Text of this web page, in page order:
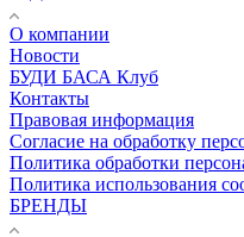
О компании
Новости
БУДИ БАСА Клуб
Контакты
Правовая информация
Согласие на обработку
Политика обработки
Политика использования
БРЕНДЫ